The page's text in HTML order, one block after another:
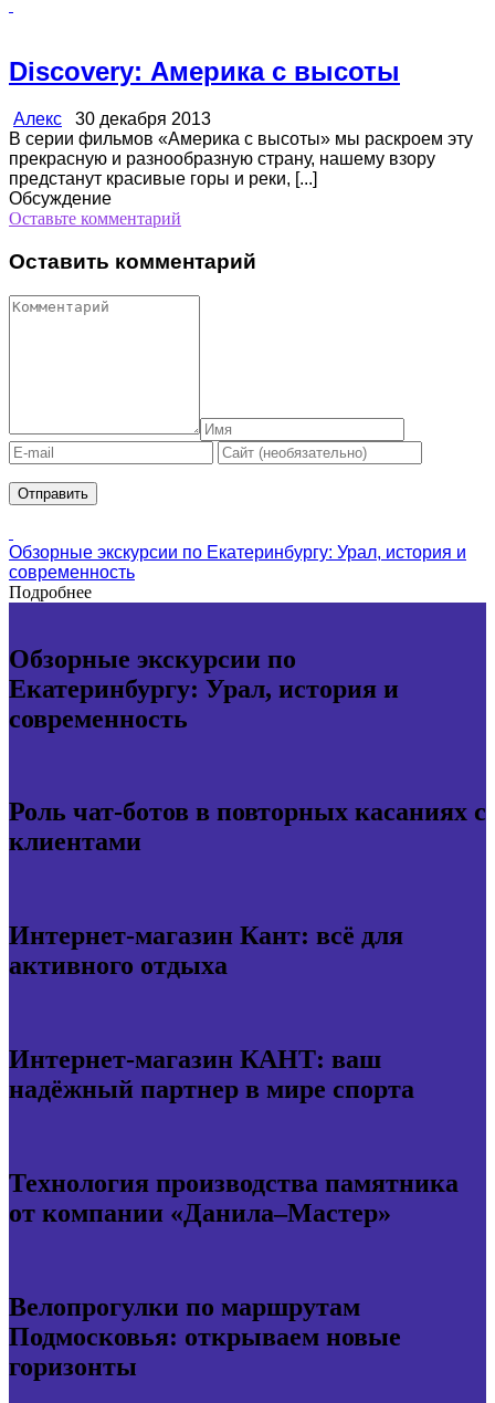
Discovery: Америка с высоты
Алекс 30 декабря 2013
В серии фильмов «Америка с высоты» мы раскроем эту
прекрасную и разнообразную страну, нашему взору
предстанут красивые горы и реки, [...]
Обсуждение
Оставьте комментарий
Оставить комментарий
Обзорные экскурсии по Екатеринбургу: Урал, история и
современность
Подробнее
Обзорные экскурсии по
Екатеринбургу: Урал, история и
современность
Роль чат-ботов в повторных касаниях с
клиентами
Интернет-магазин Кант: всё для
активного отдыха
Интернет-магазин КАНТ: ваш
надёжный партнер в мире спорта
Технология производства памятника
от компании «Данила–Мастер»
Велопрогулки по маршрутам
Подмосковья: открываем новые
горизонты